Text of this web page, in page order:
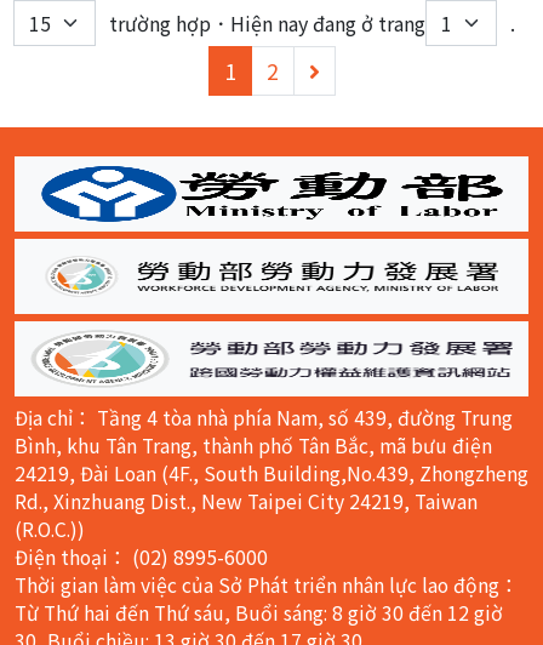
trường hợp．Hiện nay đang ở trang .
1 (current)
2
下
一
頁
Địa chỉ： Tầng 4 tòa nhà phía Nam, số 439, đường Trung
Bình, khu Tân Trang, thành phố Tân Bắc, mã bưu điện
24219, Đài Loan (4F., South Building,No.439, Zhongzheng
Rd., Xinzhuang Dist., New Taipei City 24219, Taiwan
(R.O.C.))
Điện thoại： (02) 8995-6000
Thời gian làm việc của Sở Phát triển nhân lực lao động：
Từ Thứ hai đến Thứ sáu, Buổi sáng: 8 giờ 30 đến 12 giờ